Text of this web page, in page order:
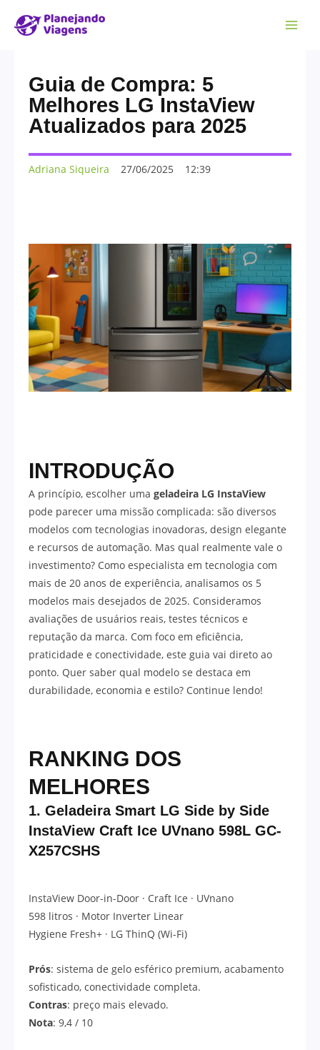
Guia de Compra: 5
Melhores LG InstaView
Atualizados para 2025
Adriana Siqueira 27/06/2025 12:39
INTRODUÇÃO
A princípio, escolher uma geladeira LG InstaView
pode parecer uma missão complicada: são diversos
modelos com tecnologias inovadoras, design elegante
e recursos de automação. Mas qual realmente vale o
investimento? Como especialista em tecnologia com
mais de 20 anos de experiência, analisamos os 5
modelos mais desejados de 2025. Consideramos
avaliações de usuários reais, testes técnicos e
reputação da marca. Com foco em eficiência,
praticidade e conectividade, este guia vai direto ao
ponto. Quer saber qual modelo se destaca em
durabilidade, economia e estilo? Continue lendo!
RANKING DOS
MELHORES
1. Geladeira Smart LG Side by Side
InstaView Craft Ice UVnano 598L GC-
X257CSHS
InstaView Door-in-Door · Craft Ice · UVnano
598 litros · Motor Inverter Linear
Hygiene Fresh+ · LG ThinQ (Wi-Fi)
Prós: sistema de gelo esférico premium, acabamento
sofisticado, conectividade completa.
Contras: preço mais elevado.
Nota: 9,4 / 10